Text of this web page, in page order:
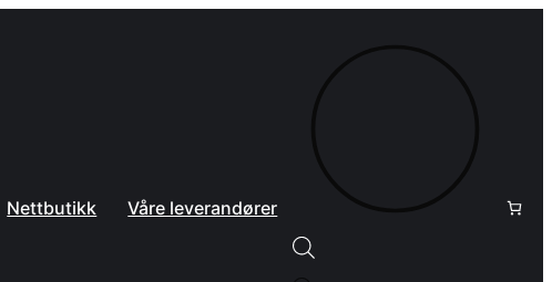
Nettbutikk Våre leverandører